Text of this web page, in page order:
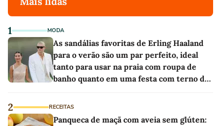
1 MODA
As sandálias favoritas de Erling Haaland
para o verão são um par perfeito, ideal
tanto para usar na praia com roupa de
banho quanto em uma festa com terno de
2 RECEITAS
Panqueca de maçã com aveia sem glúten: